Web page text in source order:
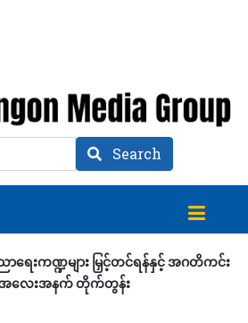
Search
ာရေးကဏ္ဍများ မြှင့်တင်ရန်နှင့် အဂတိကင်း
အလေးအနက် တိုက်တွန်း